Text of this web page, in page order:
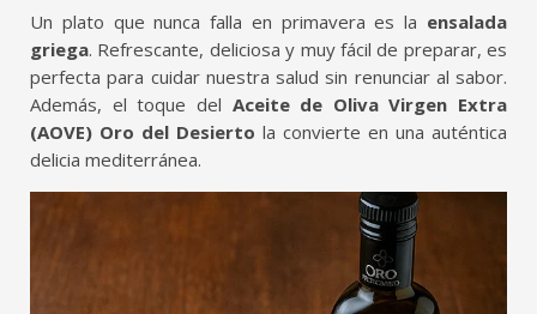
Un plato que nunca falla en primavera es la ensalada
griega. Refrescante, deliciosa y muy fácil de preparar, es
perfecta para cuidar nuestra salud sin renunciar al sabor.
Además, el toque del Aceite de Oliva Virgen Extra
(AOVE) Oro del Desierto la convierte en una auténtica
delicia mediterránea.